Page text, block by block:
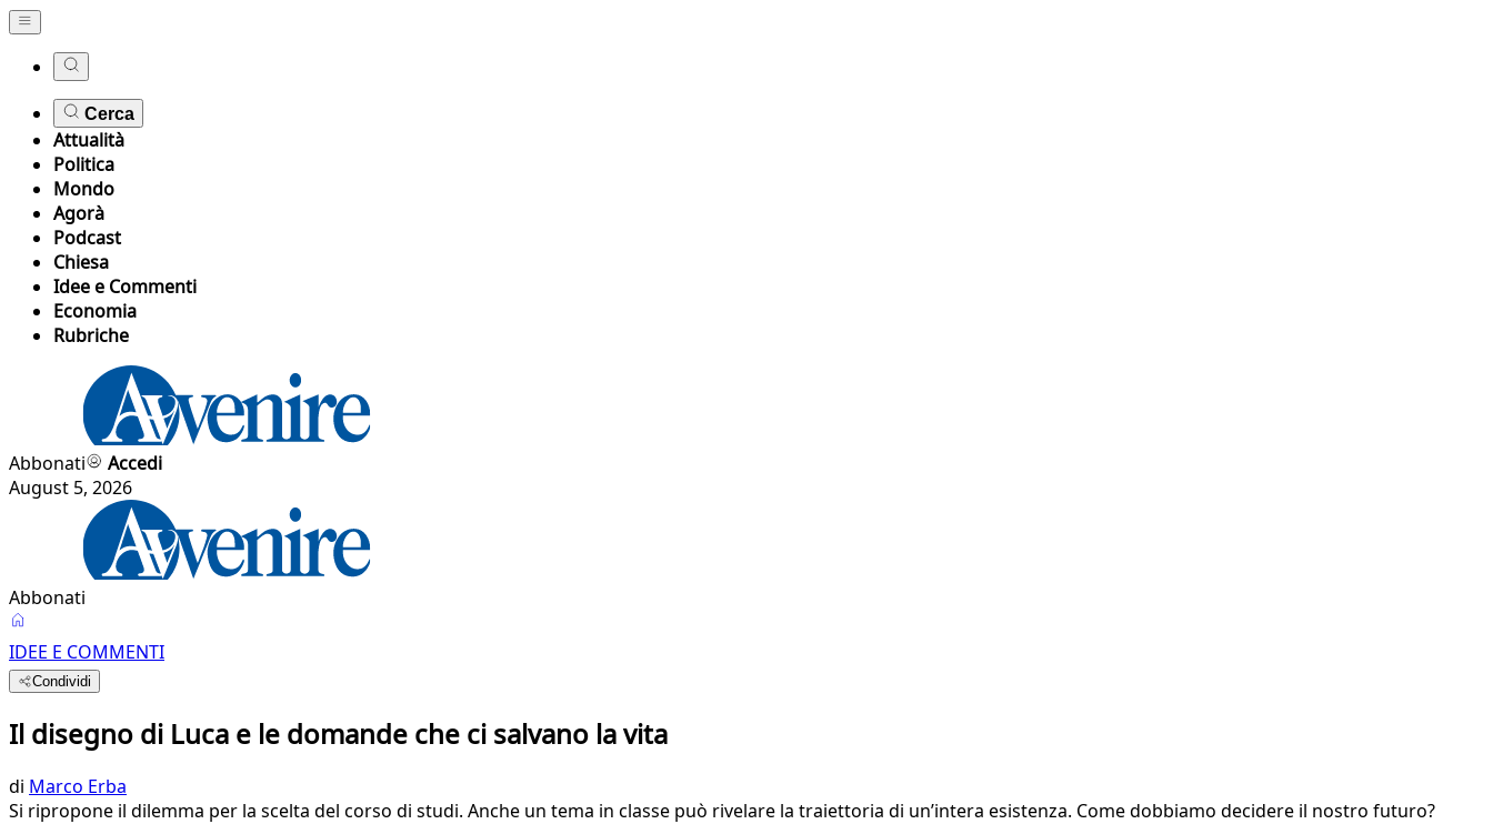
Cerca
Attualità
Politica
Mondo
Agorà
Podcast
Chiesa
Idee e Commenti
Economia
Rubriche
Abbonati
Accedi
August 5, 2026
Abbonati
IDEE E COMMENTI
Condividi
Il disegno di Luca e le domande che ci salvano la vita
di Marco Erba
Si ripropone il dilemma per la scelta del corso di studi. Anche un tema in classe può rivelare la traiettoria di un’intera esistenza. Come dobbiamo decidere il nostro futuro?